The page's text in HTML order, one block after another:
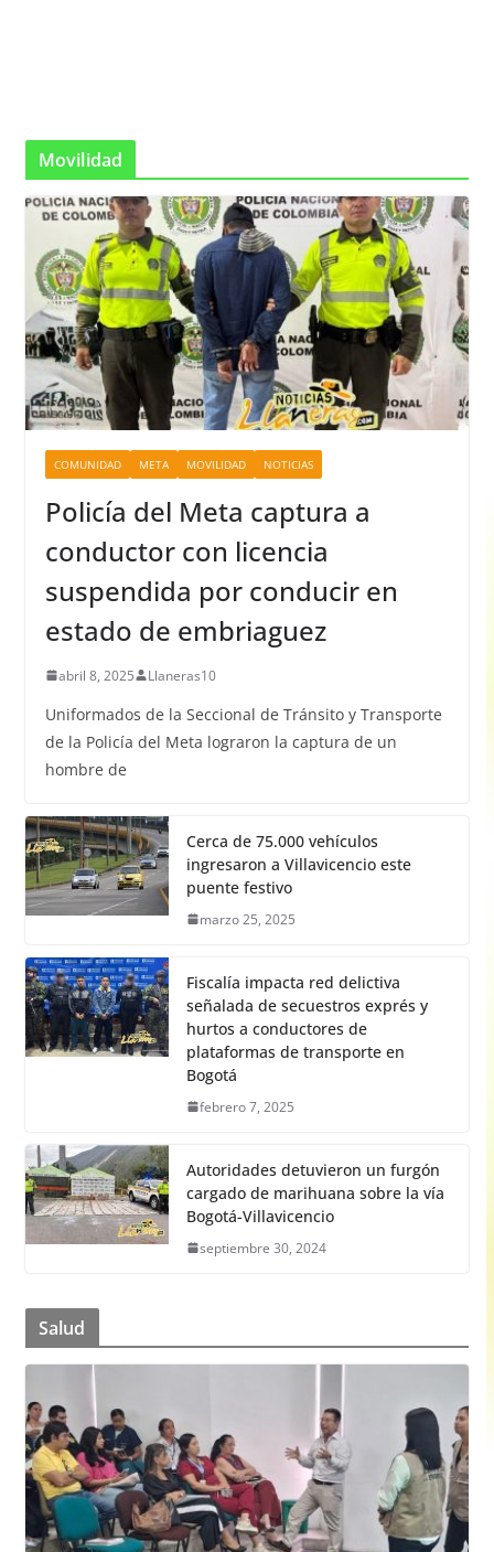
Movilidad
COMUNIDAD META MOVILIDAD NOTICIAS
Policía del Meta captura a
conductor con licencia
suspendida por conducir en
estado de embriaguez
abril 8, 2025 Llaneras10
Uniformados de la Seccional de Tránsito y Transporte
de la Policía del Meta lograron la captura de un
hombre de
Cerca de 75.000 vehículos
ingresaron a Villavicencio este
puente festivo
marzo 25, 2025
Fiscalía impacta red delictiva
señalada de secuestros exprés y
hurtos a conductores de
plataformas de transporte en
Bogotá
febrero 7, 2025
Autoridades detuvieron un furgón
cargado de marihuana sobre la vía
Bogotá-Villavicencio
septiembre 30, 2024
Salud